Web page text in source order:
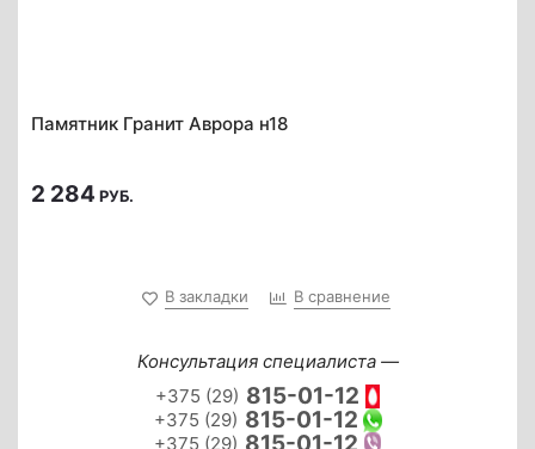
Памятник Гранит Аврора н18
2 284 РУБ.
В закладки В сравнение
Консультация специалиста —
+375 (29) 815-01-12
+375 (29) 815-01-12
+375 (29)